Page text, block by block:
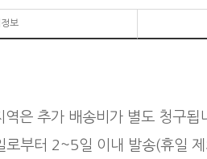
보
역은 추가 배송비가 별도 청구됩
로부터 2~5일 이내 발송(휴일